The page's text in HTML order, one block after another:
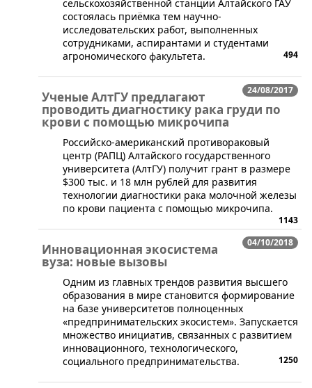
сельскохозяйственной станции Алтайского ГАУ
состоялась приёмка тем научно-
исследовательских работ, выполненных
сотрудниками, аспирантами и студентами
агрономического факультета.
494
24/08/2017
Ученые АлтГУ предлагают
проводить диагностику рака груди по
крови с помощью микрочипа
Российско-американский противораковый
центр (РАПЦ) Алтайского государственного
университета (АлтГУ) получит грант в размере
$300 тыс. и 18 млн рублей для развития
технологии диагностики рака молочной железы
по крови пациента с помощью микрочипа.
1143
04/10/2018
Инновационная экосистема
вуза: новые вызовы
Одним из главных трендов развития высшего
образования в мире становится формирование
на базе университетов полноценных
«предпринимательских экосистем». Запускается
множество инициатив, связанных с развитием
инновационного, технологического,
социального предпринимательства.
1250